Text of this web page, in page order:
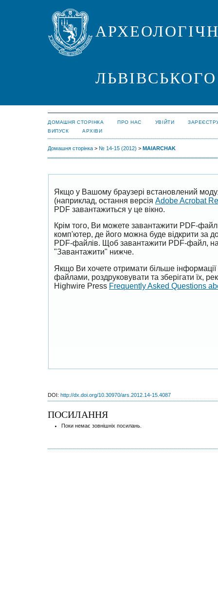
ДОМАШНЯ СТОРІНКА ПРО НАС УВІЙТИ
ВИПУСК
АРХІВИ
Домашня сторінка > № 14-15 (2012) > MAIARCHAK
Якщо у Вашому браузері встановлений
(наприклад, остання версія Adobe Acrobat
PDF завантажиться у це вікно.
Крім того, Ви можете завантажити PDF-
комп'ютер, де його можна буде відкрити за
PDF-файлів. Щоб завантажити PDF-файл,
"Завантажити" нижче.
Якщо Ви хочете отримати більше
файлами, роздруковувати та зберігати їх,
Highwire Press Frequently Asked Questions
DOI: http://dx.doi.org/10.30970/ars.2012.14-15.4087
ПОСИЛАННЯ
Поки немає зовнішніх посилань.